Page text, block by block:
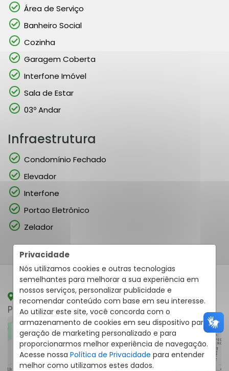
Privacidade
Nós utilizamos cookies e outras tecnologias
semelhantes para melhorar a sua experiência em
nossos serviços, personalizar publicidade e
recomendar conteúdo com base em seu interesse.
Ao utilizar este site, você concorda com o
armazenamento de cookies em seu dispositivo para
geração de marketing personalizado e para
proporcionarmos melhor experiência de navegação.
Acesse nossa Política de Privacidade para entender
melhor como utilizamos estes dados.
Área de Serviço
Banheiro Social
Cozinha
Garagem Coberta
Interfone Imóvel
Sala de Estar
03º Andar
Infraestrutura
Condomínio Fechado
Elevador
Interfone
Portao Eletrônico
Zelador
Rua Vinte E Cinco De Dezembro, 76, Estância
Pinhais - Pinhais/PR